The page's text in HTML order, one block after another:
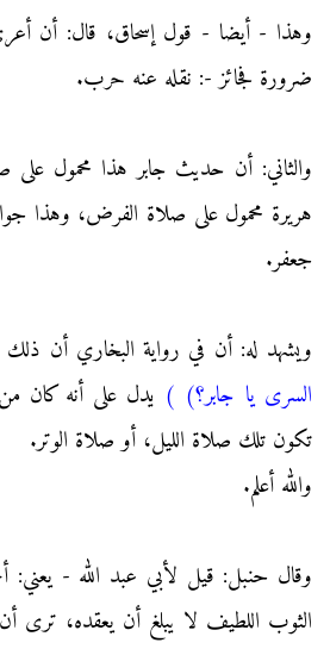
وهذا - أيضا - قول إسحاق، قال: أن
ضرورة فجائز -: نقله عنه حرب.
والثاني: أن حديث جابر هذا محمول على
هريرة محمول على صلاة الفرض، وهذا
جعفر.
ويشهد له: أن في رواية البخاري أن ذلك
السرى يا جابر؟) ) يدل على أنه كان
تكون تلك صلاة الليل، أو صلاة الوتر.
والله أعلم.
وقال حنبل: قيل لأبي عبد الله - يعني:
الثوب اللطيف لا يبلغ أن يعقده، ترى